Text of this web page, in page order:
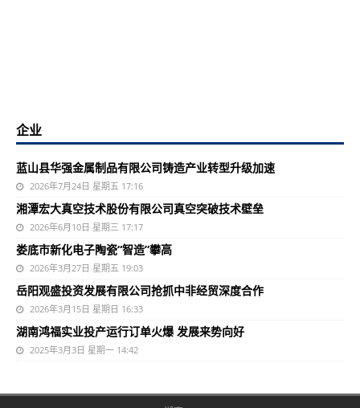
企业
蓝山县华强金属制品有限公司铸造产业转型升级加速
2026年7月24日 星期五 17:16
湘潭宏大真空技术股份有限公司真空突破技术壁垒
2026年6月10日 星期三 17:17
娄底市新化电子陶瓷“智造”攀高
2026年3月27日 星期五 19:03
岳阳观盛投资发展有限公司抢抓中非经贸深度合作
2026年3月15日 星期日 16:33
湖南鸿福实业投产运行订单火爆 发展来势向好
2025年3月3日 星期一 14:42